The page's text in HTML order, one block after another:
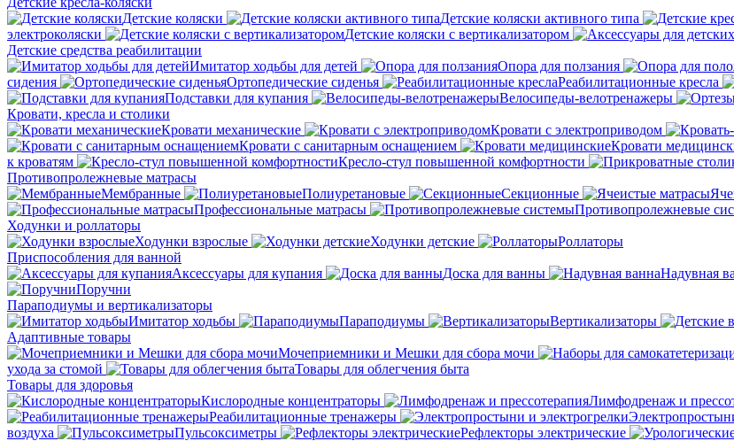
Детские коляски
Детские коляски активного типа
электроколяски
Детские коляски с вертикализатором
Детские средства реабилитации
Имитатор ходьбы для детей
Опора для ползания
сидения
Ортопедические сиденья Реабилитационные кресла
Подставки для купания
Велосипеды-велотренажеры
Кровати, кресла и столики
Кровати механические
Кровати с электроприводом
Кровати с санитарным оснащением
Кровати
к кроватям
Кресло-стул повышенной комфортности
Противопролежневые матрасы
Мембранные
Полиуретановые Секционные
Профессиональные матрасы
Противопролежневые
Ходунки и роллаторы
Ходунки взрослые
Ходунки детские
Роллаторы
Приспособления для ванной
Аксессуары для купания
Доска для ванны Надувная
Поручни
Параподиумы и вертикализаторы
Имитатор ходьбы
Параподиумы Вертикализаторы
Адаптивные товары
Мочеприемники и Мешки для сбора мочи
ухода за стомой
Товары для облегчения быта
Товары для здоровья
Кислородные концентраторы
Лимфодренаж и
Реабилитационные тренажеры
воздуха
Пульсоксиметры Рефлекторы электрические